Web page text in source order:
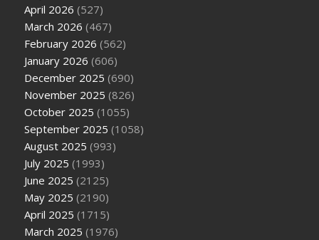
April 2026 (527)
March 2026 (467)
February 2026 (562)
January 2026 (606)
December 2025 (690)
November 2025 (826)
October 2025 (1055)
September 2025 (1058)
August 2025 (993)
July 2025 (1993)
June 2025 (2125)
May 2025 (2190)
April 2025 (1715)
March 2025 (1976)